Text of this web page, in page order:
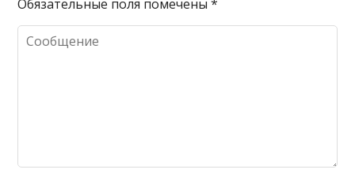
Обязательные поля помечены*